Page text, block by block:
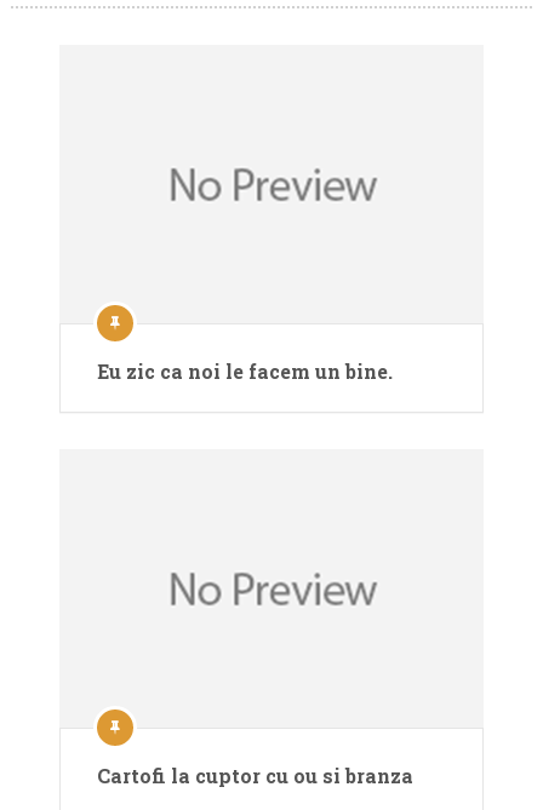
Eu zic ca noi le facem un bine.
Cartofi la cuptor cu ou si branza